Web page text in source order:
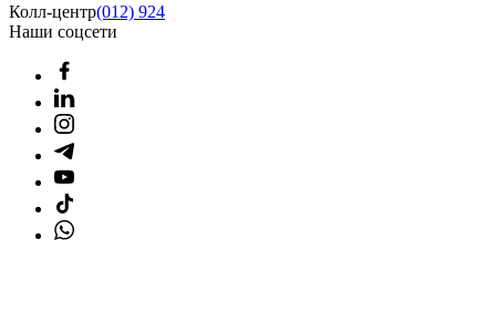
Колл-центр(012) 924
Наши соцсети